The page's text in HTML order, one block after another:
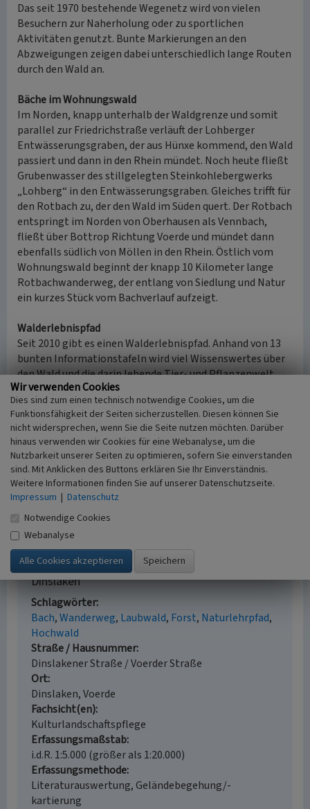
Das seit 1970 bestehende Wegenetz wird von vielen
Besuchern zur Naherholung oder zu sportlichen
Aktivitäten genutzt. Bunte Markierungen an den
Abzweigungen zeigen dabei unterschiedlich lange Routen
durch den Wald an.
Bäche im Wohnungswald
Im Norden, knapp unterhalb der Waldgrenze und somit
parallel zur Friedrichstraße verläuft der Lohberger
Entwässerungsgraben, der aus Hünxe kommend, den Wald
passiert und dann in den Rhein mündet. Noch heute fließt
Grubenwasser des stillgelegten Steinkohlebergwerks
„Lohberg“ in den Entwässerungsgraben. Gleiches trifft für
den Rotbach zu, der den Wald im Süden quert. Der Rotbach
entspringt im Norden von Oberhausen als Vennbach,
fließt über Bottrop Richtung Voerde und mündet dann
ebenfalls südlich von Möllen in den Rhein. Östlich vom
Wohnungswald beginnt der knapp 10 Kilometer lange
Rotbachwanderweg, der entlang von Siedlung und Natur
ein kurzes Stück vom Bachverlauf aufzeigt.
Walderlebnispfad
Seit 2010 gibt es einen Walderlebnispfad. Anhand von 13
bunten Informationstafeln wird viel Wissenswertes über
den Wald und die darin lebende Tier- und Pflanzenwelt
vermittelt. Themen sind u.a. das Rotwild, die Waldpflege
und das Leben im Waldboden. Startpunkt ist der Parkplatz
Wüllbeck (Dinslakener Straße / Voerder Straße) mit einer
Übersichtskarte mit allen Tafelstandorten und möglichen
Rundwegen durch den Wald. Es gibt aber auch diverse
Nebeneingänge in das Gebiet.
(Biologische Station im Kreis Wesel e.V., 2014. Erstellt im
Zuge des Projektes „Kulturlandschaft am Niederrhein“. Ein
Projekt im Rahmen des LVR Netzwerks Umwelt)
Wohnungswald zwischen Voerde-Möllen und
Dinslaken
Schlagwörter
Bach Wanderweg Laubwald Forst Naturlehrpfad
Hochwald
Straße / Hausnummer
Dinslakener Straße / Voerder Straße
Ort
Dinslaken, Voerde
Fachsicht(en)
Kulturlandschaftspflege
Erfassungsmaßstab
i.d.R. 1:5.000 (größer als 1:20.000)
Erfassungsmethode
Literaturauswertung, Geländebegehung/-
kartierung
Wir verwenden Cookies
Dies sind zum einen technisch notwendige Cookies, um die
Funktionsfähigkeit der Seiten sicherzustellen. Diesen können Sie
nicht widersprechen, wenn Sie die Seite nutzen möchten. Darüber
hinaus verwenden wir Cookies für eine Webanalyse, um die
Nutzbarkeit unserer Seiten zu optimieren, sofern Sie einverstanden
sind. Mit Anklicken des Buttons erklären Sie Ihr Einverständnis.
Weitere Informationen finden Sie auf unserer Datenschutzseite.
Impressum | Datenschutz
Notwendige Cookies
Webanalyse